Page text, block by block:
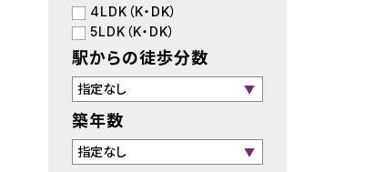
4LDK（K・DK）
5LDK（K・DK）
駅からの徒歩分数
築年数